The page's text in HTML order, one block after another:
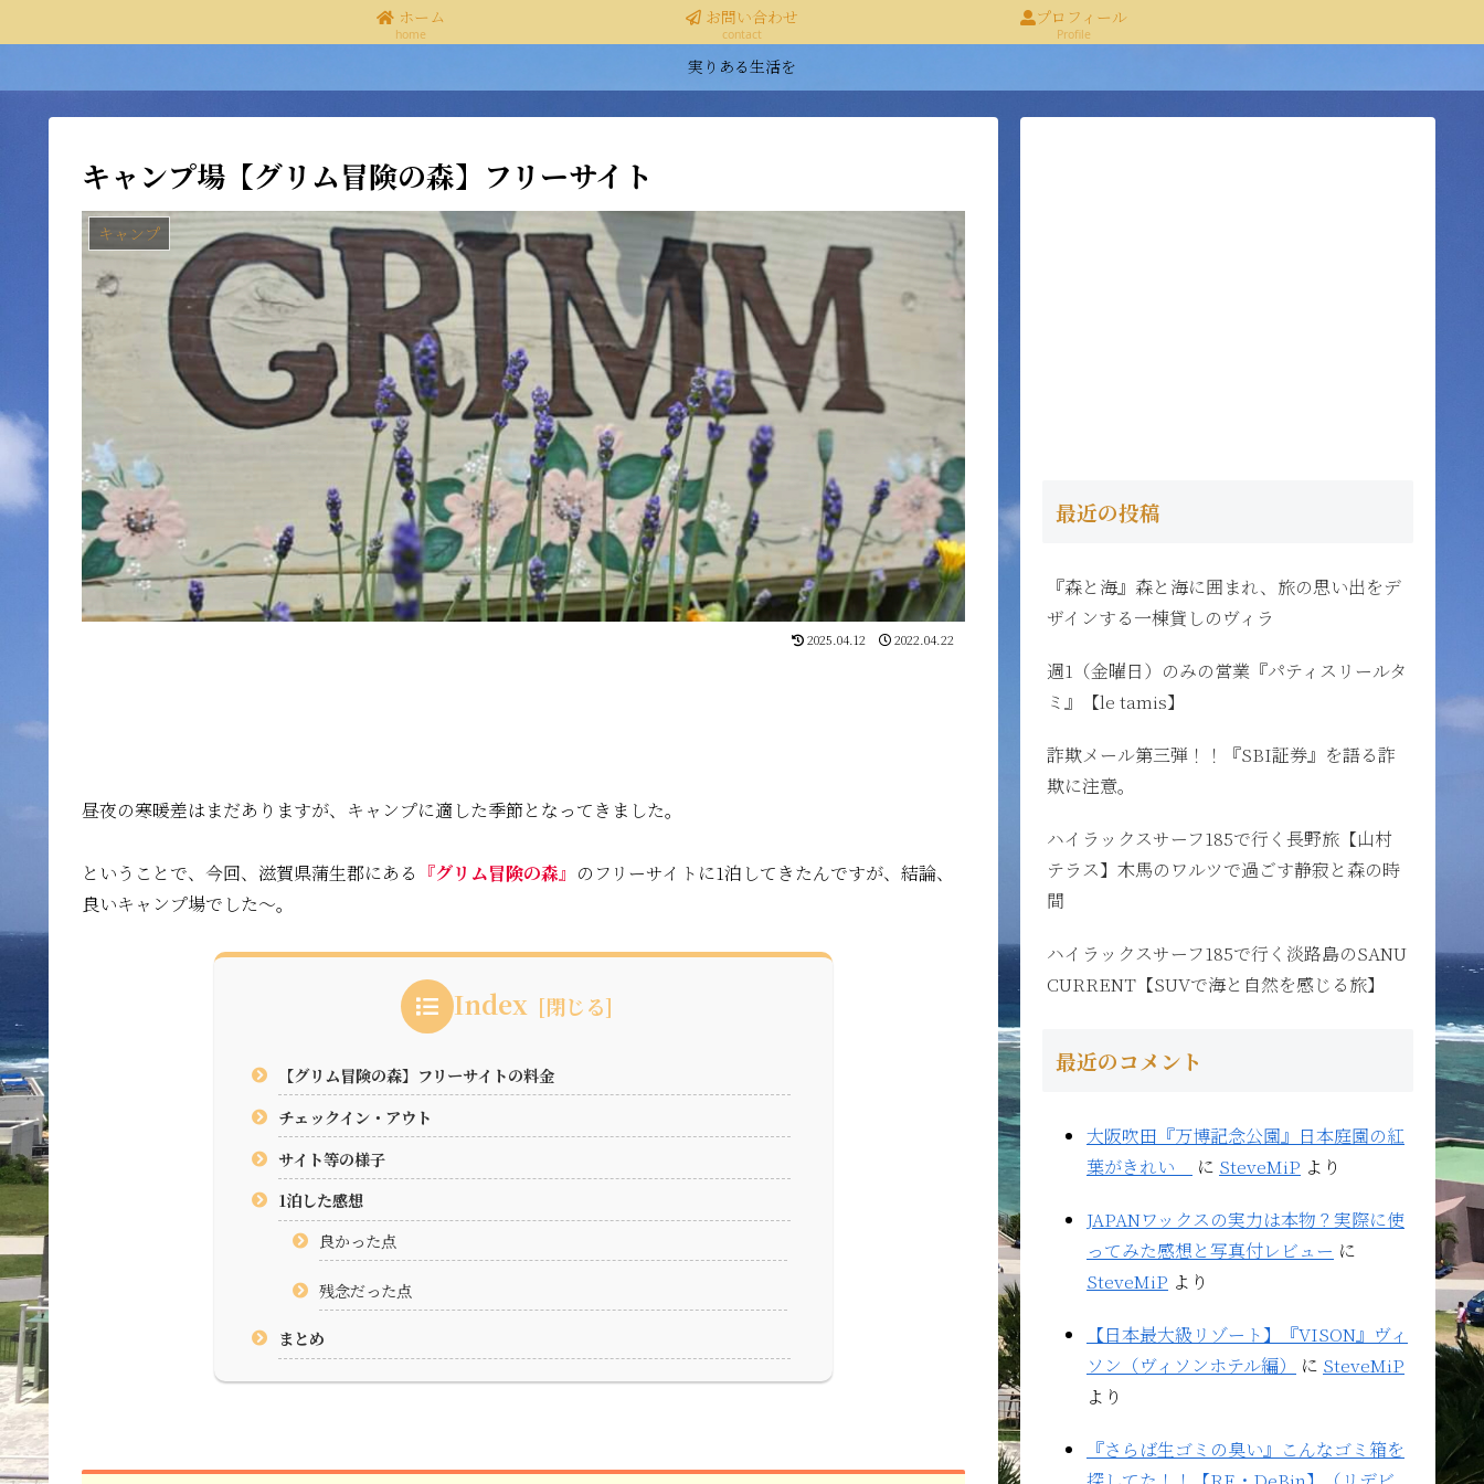
実りある生活を
ホーム
home
お問い合わせ
contact
プロフィール
Profile
キャンプ場【グリム冒険の森】フリーサイト
キャンプ
2025.04.12 2022.04.22
昼夜の寒暖差はまだありますが、キャンプに適した季節となってきました。
ということで、今回、滋賀県蒲生郡にある 『グリム冒険の森』 のフリーサイトに1泊してきたんですが、結論、
良いキャンプ場でした〜。
Index
【グリム冒険の森】フリーサイトの料金
チェックイン・アウト
サイト等の様子
1泊した感想
良かった点
残念だった点
まとめ
最近の投稿
『森と海』森と海に囲まれ、旅の思い出をデ
ザインする一棟貸しのヴィラ
週1（金曜日）のみの営業『パティスリールタ
ミ』【le tamis】
詐欺メール第三弾！！『SBI証券』を語る詐
欺に注意。
ハイラックスサーフ185で行く長野旅【山村
テラス】木馬のワルツで過ごす静寂と森の時
間
ハイラックスサーフ185で行く淡路島のSANU
CURRENT【SUVで海と自然を感じる旅】
最近のコメント
大阪吹田『万博記念公園』日本庭園の紅
葉がきれい
に SteveMiP より
JAPANワックスの実力は本物？実際に使
ってみた感想と写真付レビュー に
SteveMiP より
【日本最大級リゾート】『VISON』ヴィ
ソン（ヴィソンホテル編）
に SteveMiP
より
『さらば生ゴミの臭い』こんなゴミ箱を